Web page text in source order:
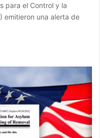
para el Control y la
emitieron una alerta de